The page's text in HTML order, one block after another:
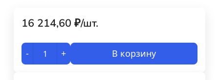
16 214,60 ₽/шт.
- + В корзину